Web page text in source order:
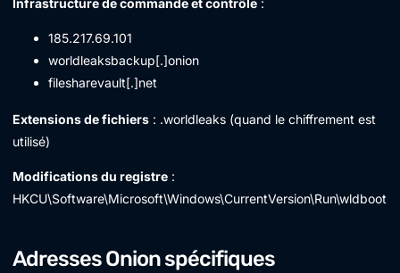
185.217.69.101
worldleaksbackup[.]onion
filesharevault[.]net
Extensions de fichiers : .worldleaks (quand le chiffrement est
utilisé)
Modifications du registre :
HKCU\Software\Microsoft\Windows\CurrentVersion\Run\wldboot
Adresses Onion spécifiques